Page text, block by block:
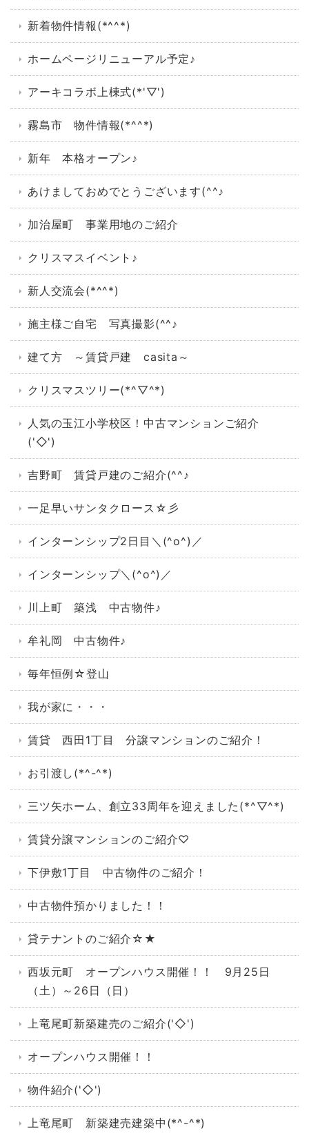
新着物件情報(*^^*)
ホームページリニューアル予定♪
アーキコラボ上棟式(*'▽')
霧島市 物件情報(*^^*)
新年 本格オープン♪
あけましておめでとうございます(^^♪
加治屋町 事業用地のご紹介
クリスマスイベント♪
新人交流会(*^^*)
施主様ご自宅 写真撮影(^^♪
建て方 ～賃貸戸建 casita～
クリスマスツリー(*^▽^*)
人気の玉江小学校区！中古マンションご紹介
('◇')ゞ
吉野町 賃貸戸建のご紹介(^^♪
一足早いサンタクロース☆彡
インターンシップ2日目＼(^o^)／
インターンシップ＼(^o^)／
川上町 築浅 中古物件♪
牟礼岡 中古物件♪
毎年恒例☆登山
我が家に・・・
賃貸 西田1丁目 分譲マンションのご紹介！
お引渡し(*^-^*)
三ツ矢ホーム、創立33周年を迎えました(*^▽^*)
賃貸分譲マンションのご紹介♡
下伊敷1丁目 中古物件のご紹介！
中古物件預かりました！！
貸テナントのご紹介☆★
西坂元町 オープンハウス開催！！ 9月25日
（土）～26日（日）
上竜尾町新築建売のご紹介('◇')ゞ
オープンハウス開催！！
物件紹介('◇')ゞ
上竜尾町 新築建売建築中(*^-^*)